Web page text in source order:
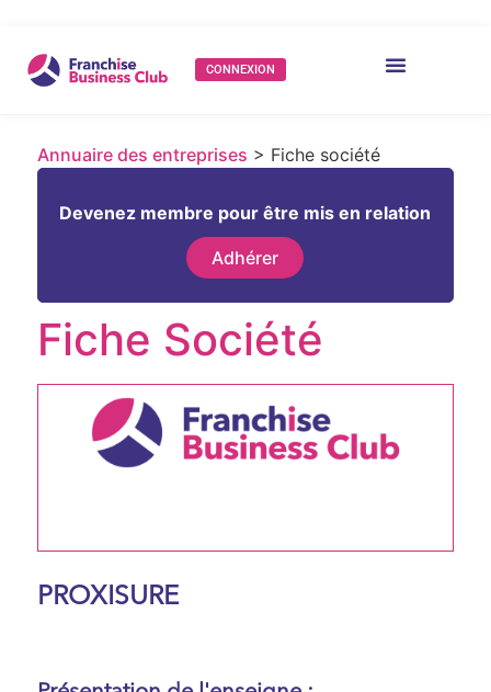
CONNEXION
Annuaire des entreprises > Fiche société
Devenez membre pour être mis en relation
Adhérer
Fiche Société
PROXISURE